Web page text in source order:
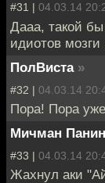
#31 | 04.03.14
Дааа, такой
идиотов
ПолВиста »
#32 | 04.03.14
Пора! Пора
Мичман Панин
#33 | 04.03.14
Жахнул аки